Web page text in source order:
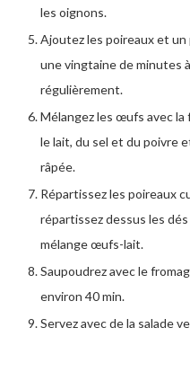
les oignons.
Ajoutez les poireaux et un
une vingtaine de minutes
régulièrement.
Mélangez les œufs avec la
le lait, du sel et du poivre
râpée.
Répartissez les poireaux
répartissez dessus les
mélange œufs-lait.
Saupoudrez avec le
environ 40 min.
Servez avec de la salade